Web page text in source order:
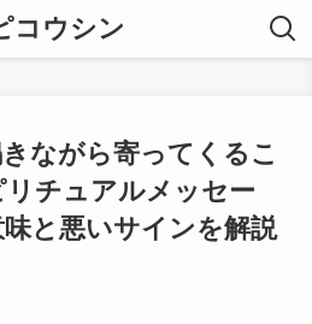
コウシン
きながら寄ってくるこ
リチュアルメッセー
と悪いサインを解説